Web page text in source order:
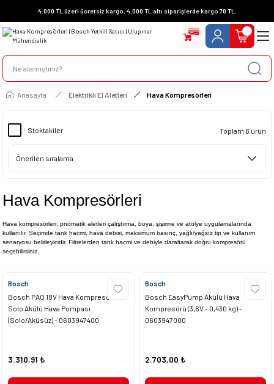
4.000 TL üzeri ücretsiz kargo, 4.000 TL altı siparişlerde kargo 70 TL.
Anasayfa Elektrikli El Aletleri Hava Kompresörleri
Stoktakiler Toplam 6 ürün
Hava Kompresörleri
Hava kompresörleri; pnömatik aletleri çalıştırma, boya, şişirme ve atölye uygulamalarında
kullanılır. Seçimde tank hacmi, hava debisi, maksimum basınç, yağlı/yağsız tip ve kullanım
senaryosu belirleyicidir. Filtrelerden tank hacmi ve debiyle daraltarak doğru kompresörü
seçebilirsiniz.
Bosch
Bosch PAO 18V Hava Kompresörü
Solo Akülü Hava Pompası
(Solo/Aküsüz) - 0603947400
3.310,91 ₺
Bosch
Bosch EasyPump Akülü Hava
Kompresörü (3,6V - 0,430 kg) -
0603947000
2.703,00 ₺